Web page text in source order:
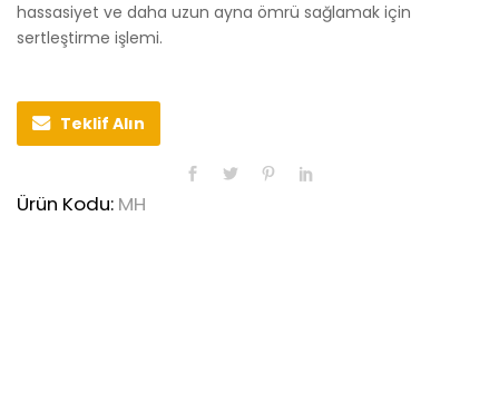
hassasiyet ve daha uzun ayna ömrü sağlamak için
sertleştirme işlemi.
Teklif Alın
Ürün Kodu: MH